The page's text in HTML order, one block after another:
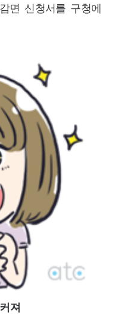
면 신청서를 구청에
져